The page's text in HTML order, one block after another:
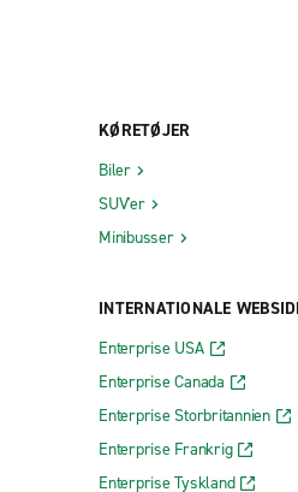
KØRETØJER
Biler
SUV'er
Minibusser
INTERNATIONALE
Enterprise USA
Enterprise Canada
Enterprise Storbritannien
Enterprise Frankrig
Enterprise Tyskland